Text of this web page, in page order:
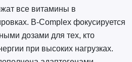
все витамины в
B-Complex фокусируется
дозами для тех, кто
при высоких нагрузках.